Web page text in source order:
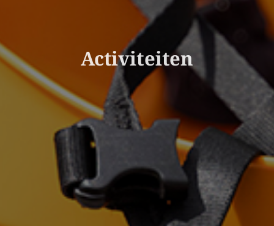
Activiteiten